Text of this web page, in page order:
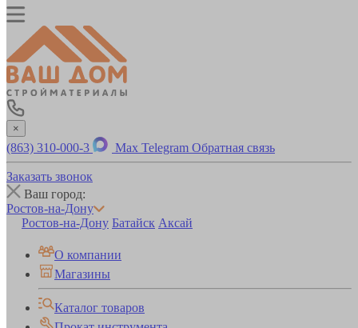
×
(863) 310-000-3 Max Telegram Обратная связь
Заказать звонок
Ваш город:
Ростов-на-Дону
Ростов-на-Дону Батайск Аксай
О компании
Магазины
Каталог товаров